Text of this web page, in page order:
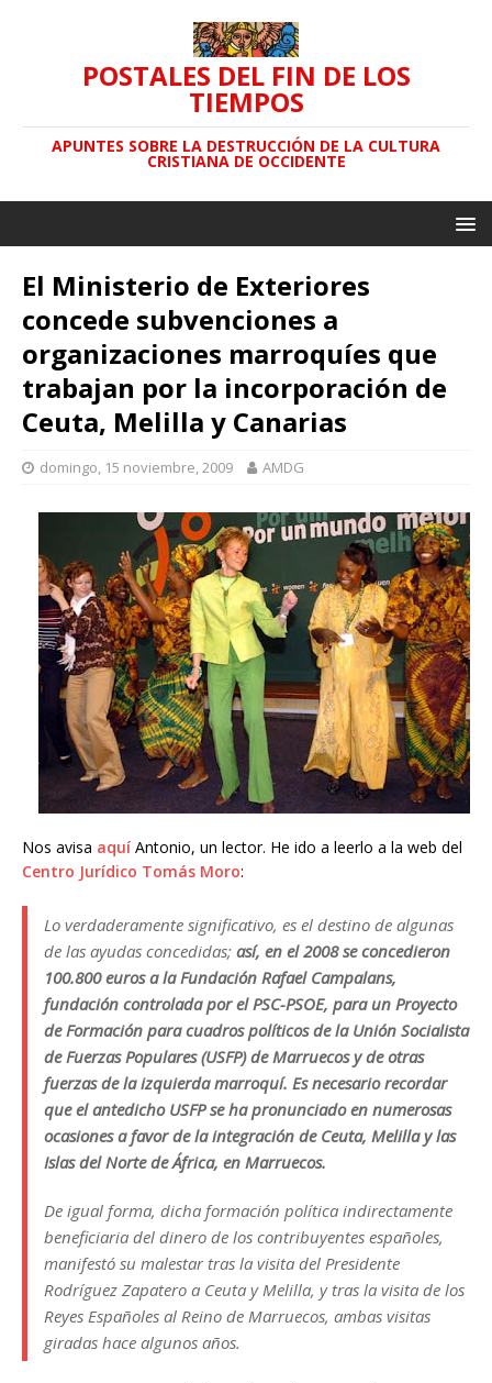
POSTALES DEL FIN DE LOS
TIEMPOS
APUNTES SOBRE LA DESTRUCCIÓN DE LA CULTURA
CRISTIANA DE OCCIDENTE
El Ministerio de Exteriores
concede subvenciones a
organizaciones marroquíes que
trabajan por la incorporación de
Ceuta, Melilla y Canarias
domingo, 15 noviembre, 2009 AMDG
Nos avisa aquí Antonio, un lector. He ido a leerlo a la web del
Centro Jurídico Tomás Moro:
Lo verdaderamente significativo, es el destino de algunas
de las ayudas concedidas; así, en el 2008 se concedieron
100.800 euros a la Fundación Rafael Campalans,
fundación controlada por el PSC-PSOE, para un Proyecto
de Formación para cuadros políticos de la Unión Socialista
de Fuerzas Populares (USFP) de Marruecosy de otras
fuerzas de la izquierda marroquí. Es necesario recordar
que el antedicho USFP se ha pronunciado en numerosas
ocasiones a favor de la integración de Ceuta, Melilla y las
Islas del Norte de África, en Marruecos.
De igual forma, dicha formación política indirectamente
beneficiaria del dinero de los contribuyentes españoles,
manifestó su malestar tras la visita del Presidente
Rodríguez Zapatero a Ceuta y Melilla, y tras la visita de los
Reyes Españoles al Reino de Marruecos, ambas visitas
giradas hace algunos años.